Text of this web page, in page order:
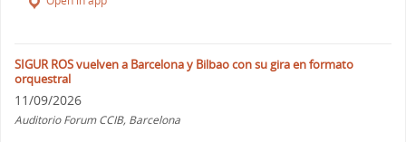
SIGUR ROS vuelven a Barcelona y Bilbao con su gira en formato
orquestral
11/09/2026
Auditorio Forum CCIB, Barcelona